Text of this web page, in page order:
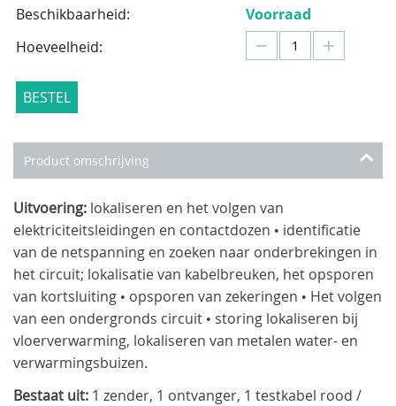
Beschikbaarheid:
Voorraad
Hoeveelheid:
+
−
BESTEL
Product omschrijving
Uitvoering: lokaliseren en het volgen van
elektriciteitsleidingen en contactdozen • identificatie
van de netspanning en zoeken naar onderbrekingen in
het circuit; lokalisatie van kabelbreuken, het opsporen
van kortsluiting • opsporen van zekeringen • Het volgen
van een ondergronds circuit • storing lokaliseren bij
vloerverwarming, lokaliseren van metalen water- en
verwarmingsbuizen.
Bestaat uit: 1 zender, 1 ontvanger, 1 testkabel rood /